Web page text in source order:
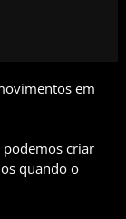
em
podemos criar
quando o